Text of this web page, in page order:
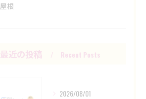
屋根
最近の投稿 Recent Posts
2026/08/01